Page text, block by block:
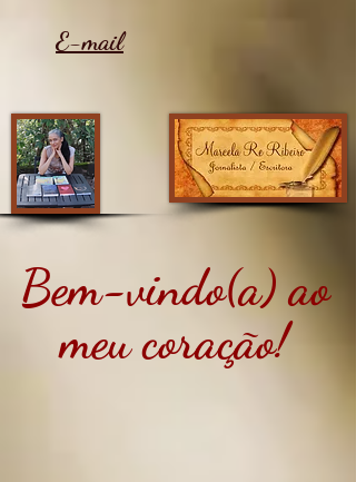
E-mail
Bem-vindo(a) ao
meu coração!